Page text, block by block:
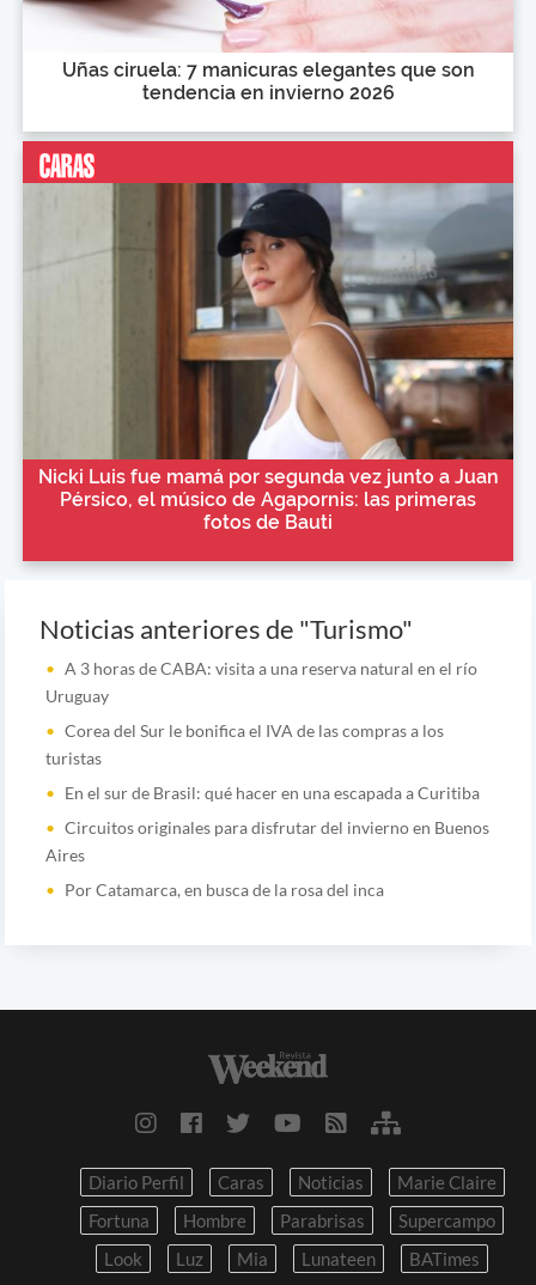
Uñas ciruela: 7 manicuras elegantes que son
tendencia en invierno 2026
Nicki Luis fue mamá por segunda vez junto a Juan
Pérsico, el músico de Agapornis: las primeras
fotos de Bauti
Noticias anteriores de "Turismo"
A 3 horas de CABA: visita a una reserva natural en el río
Uruguay
Corea del Sur le bonifica el IVA de las compras a los
turistas
En el sur de Brasil: qué hacer en una escapada a Curitiba
Circuitos originales para disfrutar del invierno en Buenos
Aires
Por Catamarca, en busca de la rosa del inca
Diario Perfil Caras Noticias
Marie Claire
Fortuna
Hombre Parabrisas
Supercampo
Look
Luz Mia Lunateen BATimes